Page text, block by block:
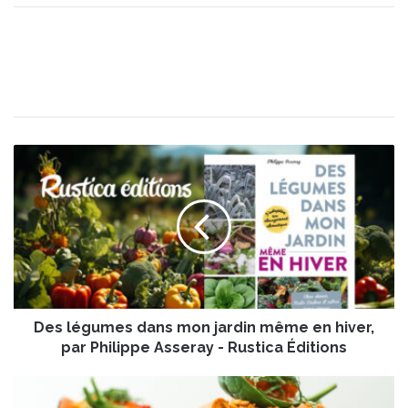
é
g
u
e
Des légumes dans mon jardin même en hiver,
par Philippe Asseray - Rustica Éditions